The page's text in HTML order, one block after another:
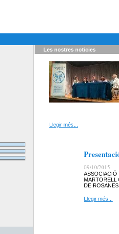
Les nostres noticies
Llegir més...
09/10/2015
ASSOCIACIÓ
MARTORELL
DE
Llegir més...